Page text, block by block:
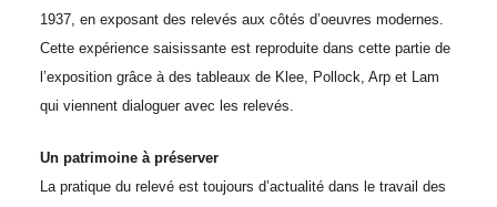
1937, en exposant des relevés aux côtés d’oeuvres modernes.
Cette expérience saisissante est reproduite dans cette partie de
l’exposition grâce à des tableaux de Klee, Pollock, Arp et Lam
qui viennent dialoguer avec les relevés.
Un patrimoine à préserver
La pratique du relevé est toujours d’actualité dans le travail des